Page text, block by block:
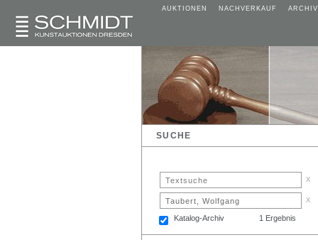
AUKTIONEN NACHVERKAUF ARCHIV
SUCHE
x
x
Katalog-Archiv 1 Ergebnis